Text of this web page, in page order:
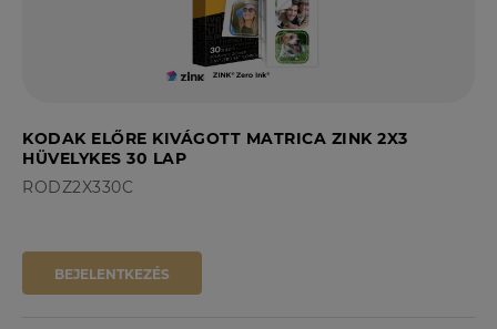
KODAK ELŐRE KIVÁGOTT MATRICA ZINK 2X3
HÜVELYKES 30 LAP
RODZ2X330C
BEJELENTKEZÉS